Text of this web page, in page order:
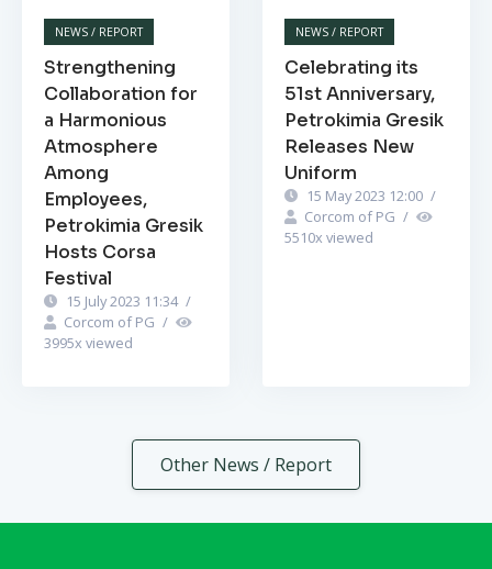
NEWS / REPORT
Strengthening
Collaboration for
a Harmonious
Atmosphere
Among
Employees,
Petrokimia Gresik
Hosts Corsa
Festival
15 July 2023 11:34 /
Corcom of PG /
3995x viewed
NEWS / REPORT
Celebrating its
51st Anniversary,
Petrokimia Gresik
Releases New
Uniform
15 May 2023 12:00 /
Corcom of PG /
5510x viewed
Other News / Report